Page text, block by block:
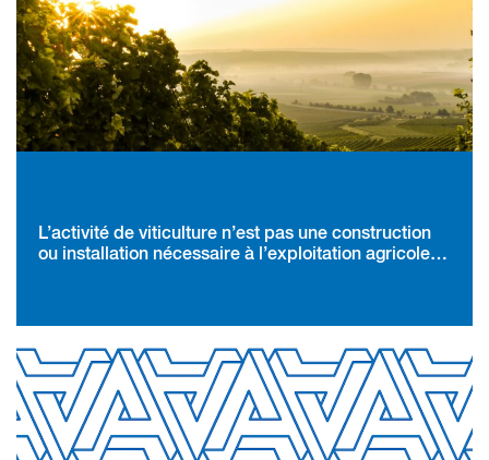
L’activité de viticulture n’est pas une construction
ou installation nécessaire à l’exploitation agricole